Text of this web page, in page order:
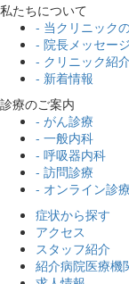
私たちについて
- 当クリニック
- 院長メッセージ
- クリニック紹介
- 新着情報
診療のご案内
- がん診療
- 一般内科
- 呼吸器内科
- 訪問診療
- オンライン診療
症状から探す
アクセス
スタッフ紹介
紹介病院医療機